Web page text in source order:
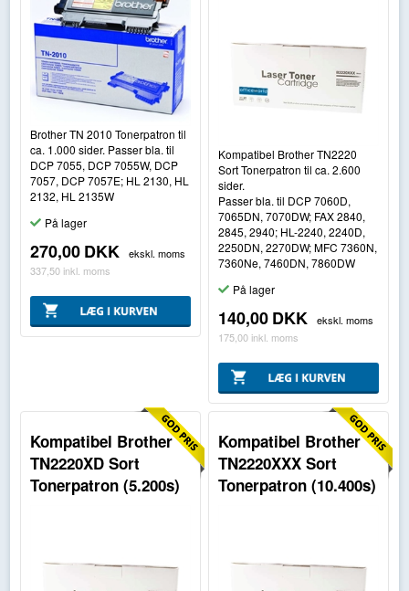
Brother TN 2010 Tonerpatron til
ca. 1.000 sider. Passer bla. til
DCP 7055, DCP 7055W, DCP
7057, DCP 7057E; HL 2130, HL
2132, HL 2135W
På lager
270,00DKK
ekskl. moms
337,50 inkl. moms
Kompatibel Brother TN2220
Sort Tonerpatron til ca. 2.600
sider.
Passer bla. til DCP 7060D,
7065DN, 7070DW; FAX 2840,
2845, 2940; HL-2240, 2240D,
2250DN, 2270DW; MFC 7360N,
7360Ne, 7460DN, 7860DW
På lager
140,00DKK
ekskl. moms
175,00 inkl. moms
Kompatibel Brother
TN2220XD Sort
Tonerpatron (5.200s)
Kompatibel Brother
TN2220XXX Sort
Tonerpatron (10.400s)